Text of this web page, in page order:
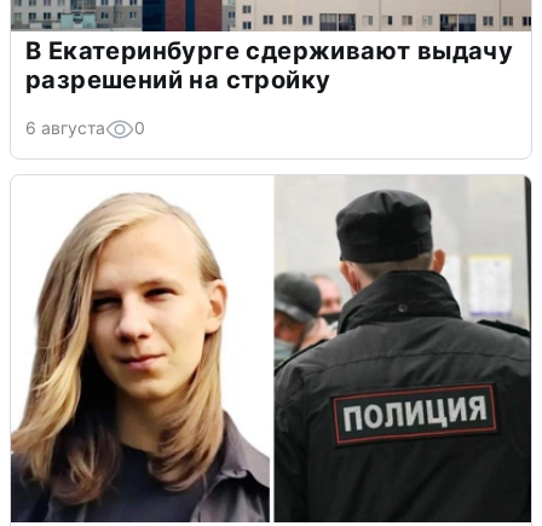
В Екатеринбурге сдерживают выдачу
разрешений на стройку
6 августа 0